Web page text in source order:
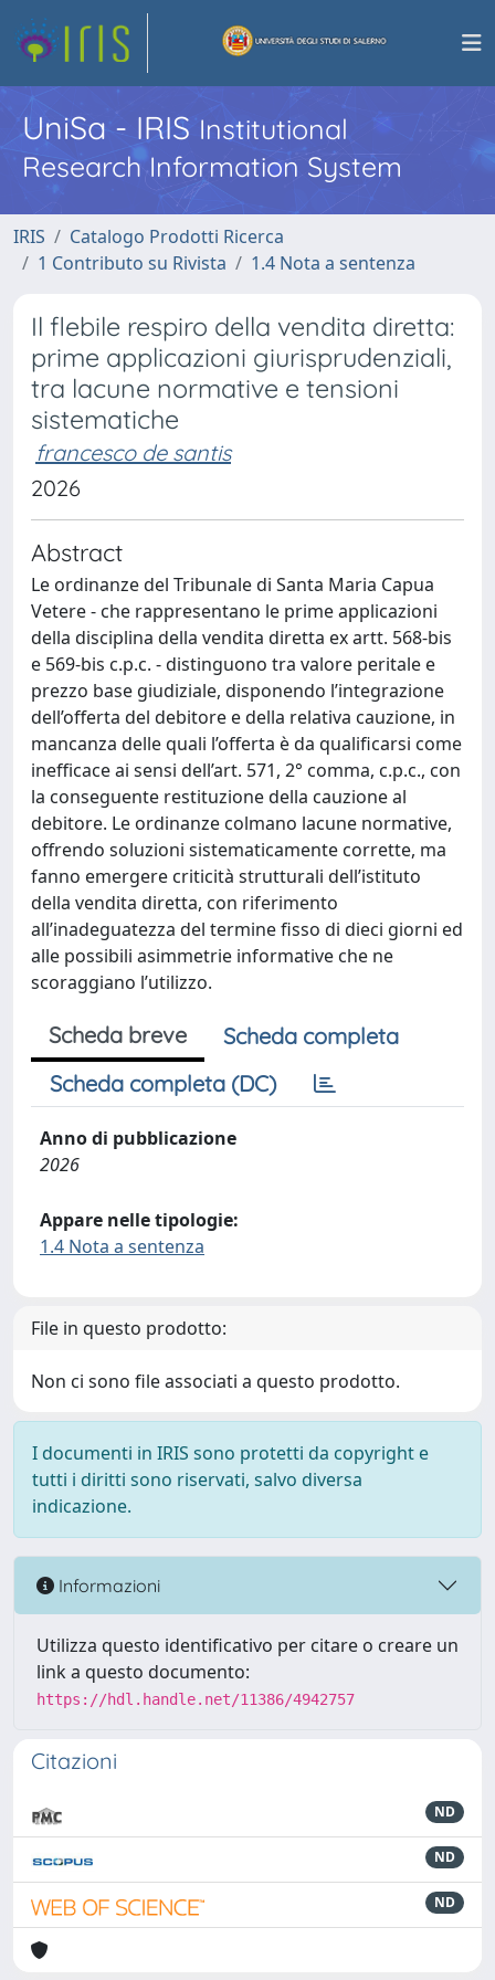
UniSa - IRISInstitutional
Research Information System
IRIS
Catalogo Prodotti Ricerca
1 Contributo su Rivista
1.4 Nota a sentenza
Il flebile respiro della vendita diretta:
prime applicazioni giurisprudenziali,
tra lacune normative e tensioni
sistematiche
francesco de santis
2026
Abstract
Le ordinanze del Tribunale di Santa Maria Capua
Vetere - che rappresentano le prime applicazioni
della disciplina della vendita diretta ex artt. 568-bis
e 569-bis c.p.c. - distinguono tra valore peritale e
prezzo base giudiziale, disponendo l’integrazione
dell’offerta del debitore e della relativa cauzione, in
mancanza delle quali l’offerta è da qualificarsi come
inefficace ai sensi dell’art. 571, 2° comma, c.p.c., con
la conseguente restituzione della cauzione al
debitore. Le ordinanze colmano lacune normative,
offrendo soluzioni sistematicamente corrette, ma
fanno emergere criticità strutturali dell’istituto
della vendita diretta, con riferimento
all’inadeguatezza del termine fisso di dieci giorni ed
alle possibili asimmetrie informative che ne
scoraggiano l’utilizzo.
Scheda breve
Scheda completa
Scheda completa (DC)
Anno di pubblicazione
2026
Appare nelle tipologie:
1.4 Nota a sentenza
File in questo prodotto:
Non ci sono file associati a questo prodotto.
I documenti in IRIS sono protetti da copyright e
tutti i diritti sono riservati, salvo diversa
indicazione.
Informazioni
Utilizza questo identificativo per citare o creare un
link a questo documento:
https://hdl.handle.net/11386/4942757
Citazioni
ND
ND
ND